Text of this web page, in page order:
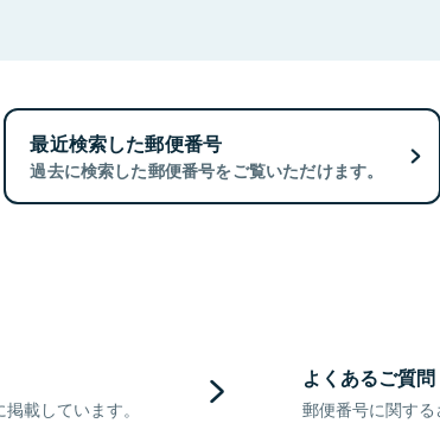
最近検索した郵便番号
過去に検索した郵便番号をご覧いただけます。
載しています。
よくあるご質
郵便番号に関する